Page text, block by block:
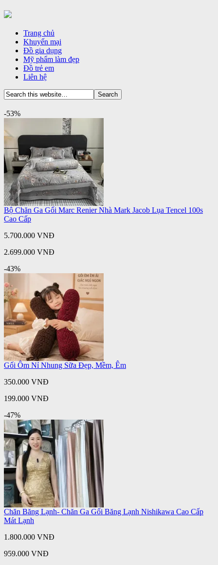
Trang chủ
Khuyến mại
Đồ gia dụng
Mỹ phẩm làm đẹp
Đồ trẻ em
Liên hệ
-53%
Bộ Chăn Ga Gối Marc Renier Nhà Mark Jacob Lụa Tencel 100s
Cao Cấp
5.700.000 VNĐ
2.699.000 VNĐ
-43%
Gối Ôm Nỉ Nhung Sữa Đẹp, Mềm, Êm
350.000 VNĐ
199.000 VNĐ
-47%
Chăn Băng Lạnh- Chăn Ga Gối Băng Lạnh Nishikawa Cao Cấp
Mát Lạnh
1.800.000 VNĐ
959.000 VNĐ